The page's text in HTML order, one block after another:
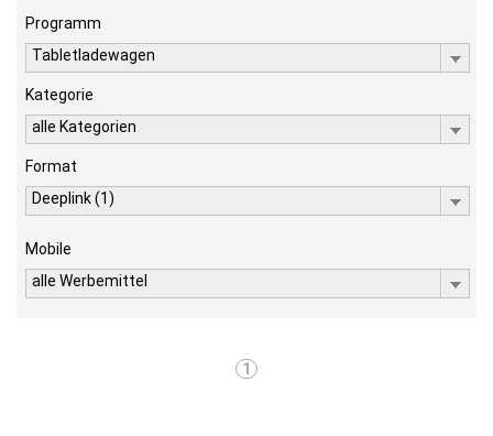
Programm
Tabletladewagen
Kategorie
alle Kategorien
Format
Deeplink (1)
Mobile
alle Werbemittel
1